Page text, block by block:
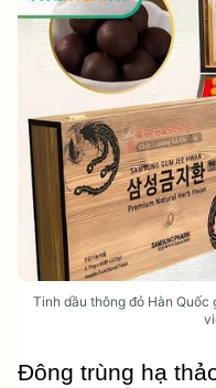
Tinh dầu thông đỏ Hàn
Đông trùng hạ